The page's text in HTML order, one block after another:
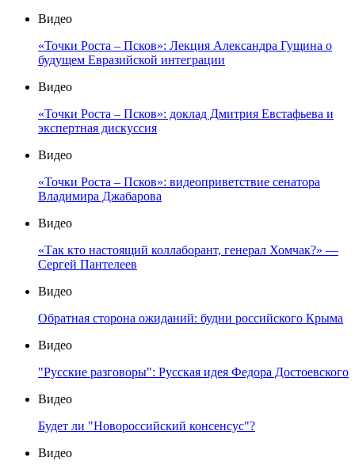
Видео
«Точки Роста – Псков»: Лекция Александра Гущина о
будущем Евразийской интеграции
Видео
«Точки Роста – Псков»: доклад Дмитрия Евстафьева и
экспертная дискуссия
Видео
«Точки Роста – Псков»: видеоприветствие сенатора
Владимира Джабарова
Видео
«Так кто настоящий коллаборант, генерал Хомчак?» —
Сергей Пантелеев
Видео
Обратная сторона ожиданий: будни российского Крыма
Видео
"Русские разговоры": Русская идея Федора Достоевского
Видео
Будет ли "Новороссийский консенсус"?
Видео